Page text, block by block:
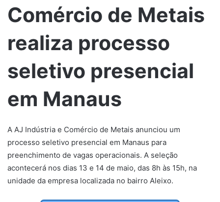
Comércio de Metais
realiza processo
seletivo presencial
em Manaus
A AJ Indústria e Comércio de Metais anunciou um
processo seletivo presencial em Manaus para
preenchimento de vagas operacionais. A seleção
acontecerá nos dias 13 e 14 de maio, das 8h às 15h, na
unidade da empresa localizada no bairro Aleixo.